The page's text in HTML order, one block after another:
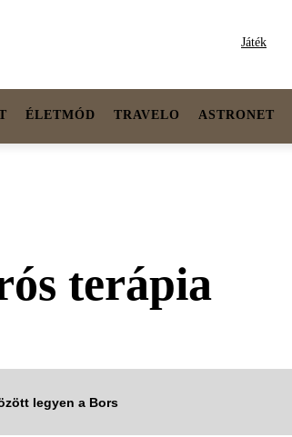
Játék
ÉLETMÓD TRAVELO ASTRONET
terápia
legyen a Bors